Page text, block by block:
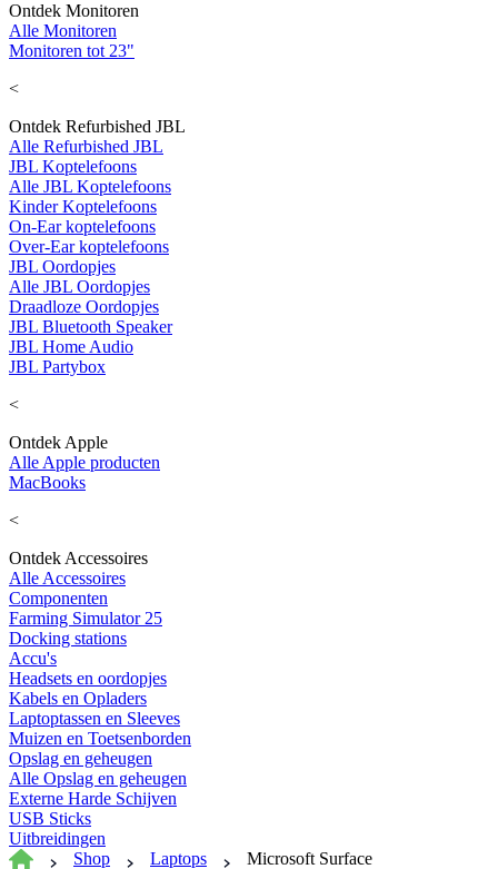
Ontdek Monitoren
Alle Monitoren
Monitoren tot 23"
<
Ontdek Refurbished JBL
Alle Refurbished JBL
JBL Koptelefoons
Alle JBL Koptelefoons
Kinder Koptelefoons
On-Ear koptelefoons
Over-Ear koptelefoons
JBL Oordopjes
Alle JBL Oordopjes
Draadloze Oordopjes
JBL Bluetooth Speaker
JBL Home Audio
JBL Partybox
<
Ontdek Apple
Alle Apple producten
MacBooks
<
Ontdek Accessoires
Alle Accessoires
Componenten
Farming Simulator 25
Docking stations
Accu's
Headsets en oordopjes
Kabels en Opladers
Laptoptassen en Sleeves
Muizen en Toetsenborden
Opslag en geheugen
Alle Opslag en geheugen
Externe Harde Schijven
USB Sticks
Uitbreidingen
Shop
Laptops Microsoft Surface